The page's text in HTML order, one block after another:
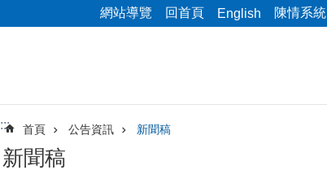
網站導覽 回首頁 English 陳情系統
::: 首頁 公告資訊 新聞稿
新聞稿